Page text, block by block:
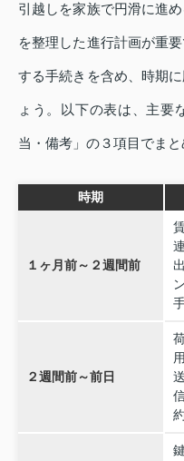
引越しを家族で円滑に進
を整理した進行計画が重
する手続きを含め、時期
ょう。以下の表は、主要
当・備考」の３項目でまと
時期
１ヶ月前～２週間前
２週間前～前日
約